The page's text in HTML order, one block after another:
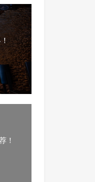
！